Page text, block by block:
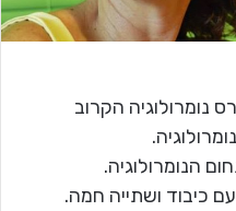
נומרולוגיה הקרוב
כיבוד ושתייה חמה.